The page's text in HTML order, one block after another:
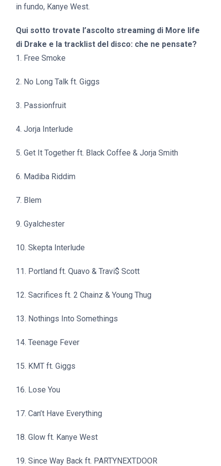
in fundo, Kanye West.
Qui sotto trovate l’ascolto streaming di More life
di Drake e la tracklist del disco: che ne pensate?
1. Free Smoke
2. No Long Talk ft. Giggs
3. Passionfruit
4. Jorja Interlude
5. Get It Together ft. Black Coffee & Jorja Smith
6. Madiba Riddim
7. Blem
9. Gyalchester
10. Skepta Interlude
11. Portland ft. Quavo & Travi$ Scott
12. Sacrifices ft. 2 Chainz & Young Thug
13. Nothings Into Somethings
14. Teenage Fever
15. KMT ft. Giggs
16. Lose You
17. Can’t Have Everything
18. Glow ft. Kanye West
19. Since Way Back ft. PARTYNEXTDOOR